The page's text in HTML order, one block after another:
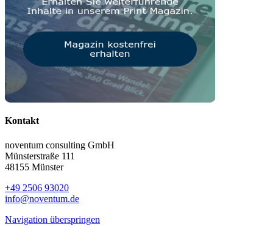
Kontakt
noventum consulting GmbH
Münsterstraße 111
48155 Münster
+49 2506 93020
info@noventum.de
Navigation überspringen